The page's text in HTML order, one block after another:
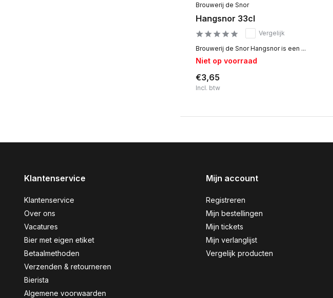
Brouwerij de Snor
Hangsnor 33cl
Vergelijk
Brouwerij de Snor Hangsnor is een ...
Niet op voorraad
€3,65
Incl. btw
Klantenservice
Klantenservice
Over ons
Vacatures
Bier met eigen etiket
Betaalmethoden
Verzenden & retourneren
Bierista
Algemene voorwaarden
Mijn account
Registreren
Mijn bestellingen
Mijn tickets
Mijn verlanglijst
Vergelijk producten